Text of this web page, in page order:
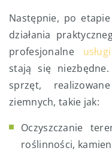
Następnie, po
działania
profesjonalne
stają się niezbędne.
sprzęt,
ziemnych, takie jak:
Oczyszczanie
roślinności,